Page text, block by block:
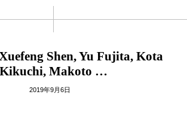
Shen, Yu Fujita, Kota
Kikuchi, Makoto …
2019年9月6日